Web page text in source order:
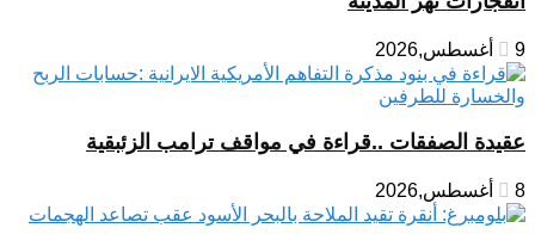
9 أغسطس,2026
عقيدة الصفقات ..قراءة في مواقف ترامب الزئبقية
8 أغسطس,2026